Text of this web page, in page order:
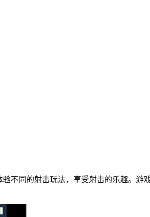
不同的射击玩法，享受射击的乐趣。